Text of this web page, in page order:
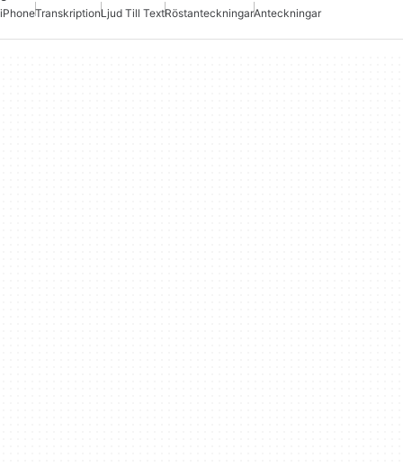
iPhoneTranskriptionLjud Till TextRöstanteckningarAnteckningar